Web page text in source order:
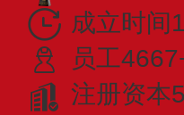
成立时间
员工
注册资本